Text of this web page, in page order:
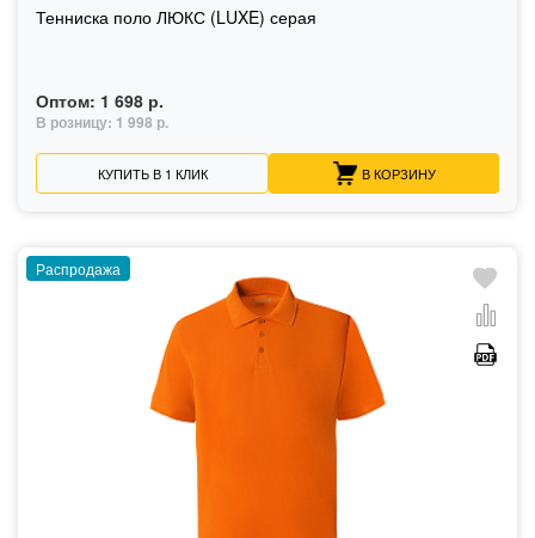
Тенниска поло ЛЮКС (LUXE) серая
Оптом: 1 698 р.
В розницу: 1 998 р.
КУПИТЬ В 1 КЛИК В КОРЗИНУ
Распродажа